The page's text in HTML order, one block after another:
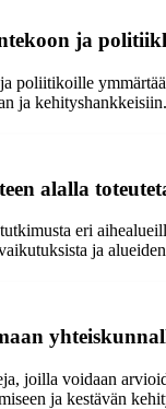
ja
poliitikoille
ja kehityshankkeisiin.
alalla
eri
ja
joilla voidaan
ja kestävän